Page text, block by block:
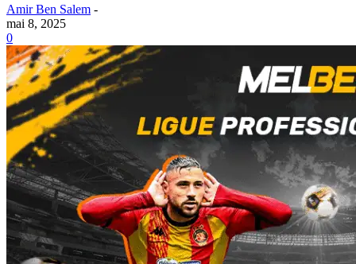
Amir Ben Salem -
mai 8, 2025
0